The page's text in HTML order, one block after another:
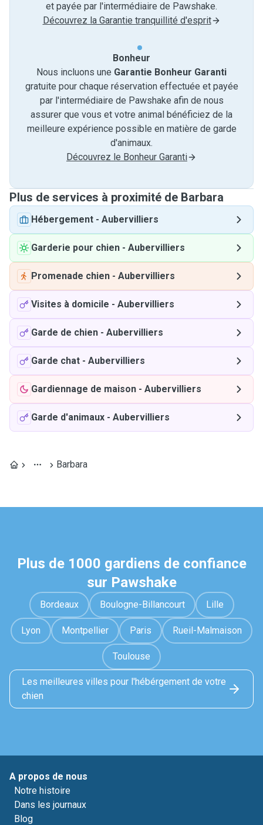
et payée par l'intermédiaire de Pawshake.
Découvrez la Garantie tranquillité d'esprit
Bonheur
Nous incluons une Garantie Bonheur Garanti
gratuite pour chaque réservation effectuée et payée
par l'intermédiaire de Pawshake afin de nous
assurer que vous et votre animal bénéficiez de la
meilleure expérience possible en matière de garde
d'animaux.
Découvrez le Bonheur Garanti
Plus de services à proximité de Barbara
Hébergement - Aubervilliers
Garderie pour chien - Aubervilliers
Promenade chien - Aubervilliers
Visites à domicile - Aubervilliers
Garde de chien - Aubervilliers
Garde chat - Aubervilliers
Gardiennage de maison - Aubervilliers
Garde d'animaux - Aubervilliers
Barbara
Plus de 1000 gardiens de confiance
sur Pawshake
Bordeaux Boulogne-Billancourt Lille
Lyon Montpellier Paris Rueil-Malmaison
Toulouse
Les meilleures villes pour l'hébérgement de votre
chien
A propos de nous
Notre histoire
Dans les journaux
Blog